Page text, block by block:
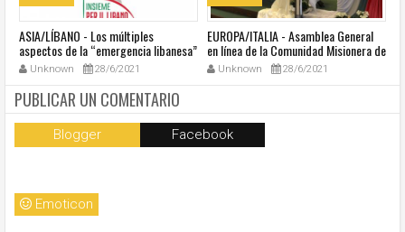
ASIA/LÍBANO - Los múltiples
aspectos de la “emergencia libanesa”
al centro de la cumbre eclesial
convocada por el Papa Francisco
Unknown 28/6/2021
EUROPA/ITALIA - Asamblea General
en línea de la Comunidad Misionera de
Villaregia
Unknown 28/6/2021
PUBLICAR UN COMENTARIO
Blogger Facebook
Emoticon